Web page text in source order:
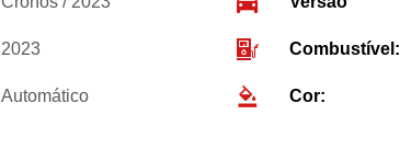
2023 Combustível:
Automático Cor: